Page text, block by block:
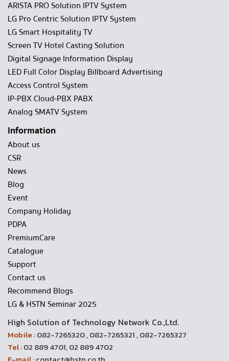
ARISTA PRO Solution IPTV System
LG Pro Centric Solution IPTV System
LG Smart Hospitality TV
Screen TV Hotel Casting Solution
Digital Signage Information Display
LED Full Color Display Billboard Advertising
Access Control System
IP-PBX Cloud-PBX PABX
Analog SMATV System
Information
About us
CSR
News
Blog
Event
Company Holiday
PDPA
PremiumCare
Catalogue
Support
Contact us
Recommend Blogs
LG & HSTN Seminar 2025
High Solution of Technology Network Co.,Ltd.
Mobile :082-7265320 , 082-7265321 , 082-7265327
Tel :02 889 4701, 02 889 4702